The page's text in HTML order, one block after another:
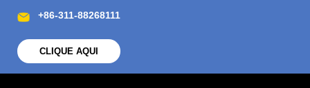
+86-311-88268111
CLIQUE AQUI